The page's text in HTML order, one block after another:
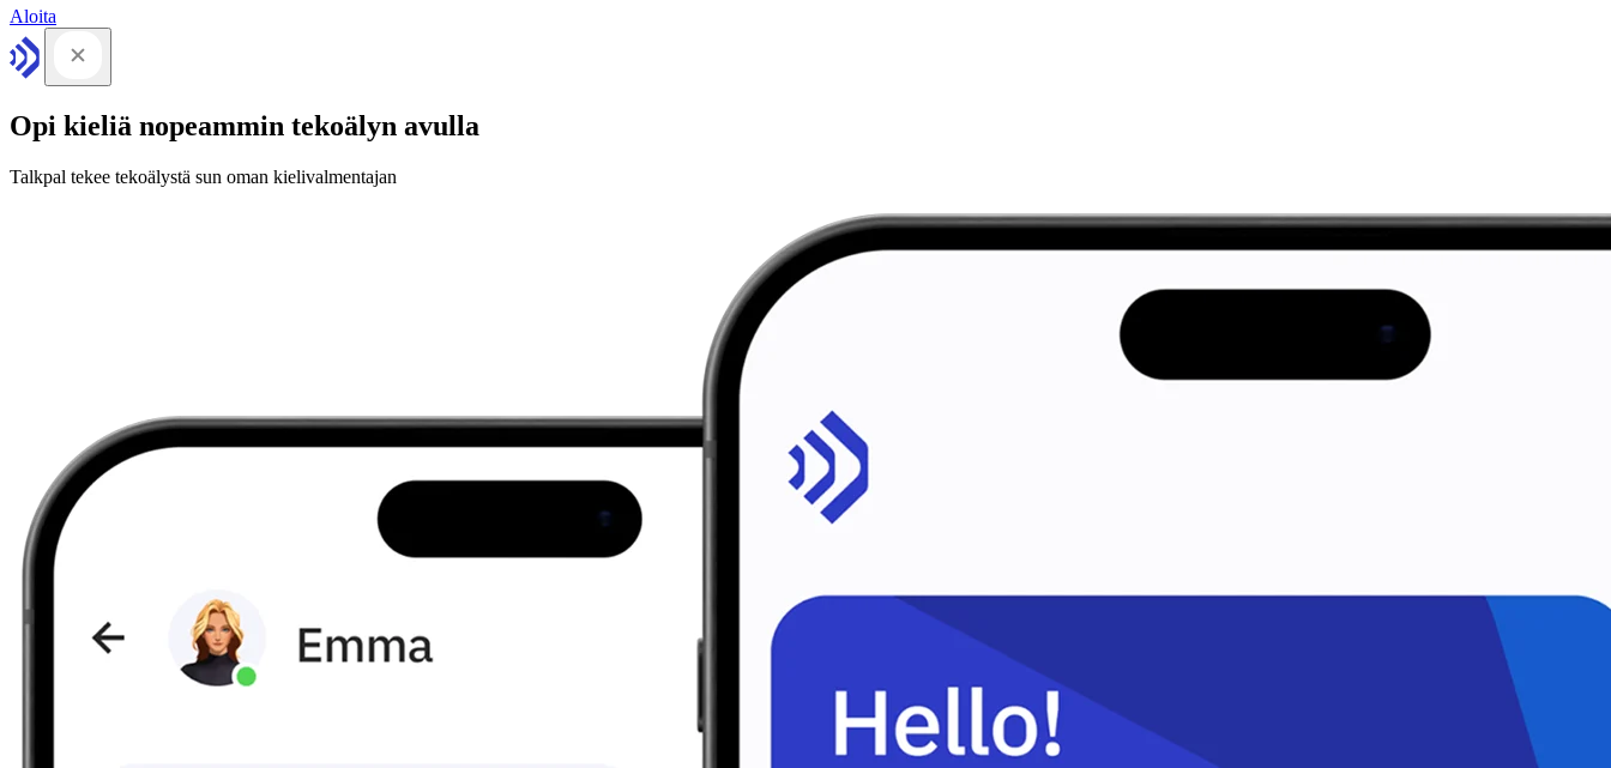
Aloita
Opi kieliä nopeammin tekoälyn avulla
Talkpal tekee tekoälystä sun oman kielivalmentajan